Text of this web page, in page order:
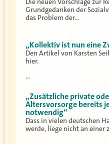
Grundgedanken der
das Problem der…
„Kollektiv ist nun eine
Den Artikel von Karsten
hier.
…
„Zusätzliche private
Altersvorsorge bereits
notwendig“
Dass in vielen deutschen
werde, liege nicht an einer